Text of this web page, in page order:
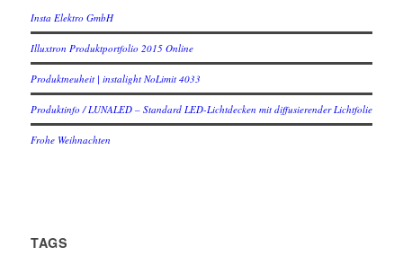
Insta Elektro GmbH
Illuxtron Produktportfolio 2015 Online
Produktneuheit | instalight NoLimit 4033
Produktinfo / LUNALED – Standard LED-Lichtdecken mit diffusierender Lichtfolie
Frohe Weihnachten
TAGS